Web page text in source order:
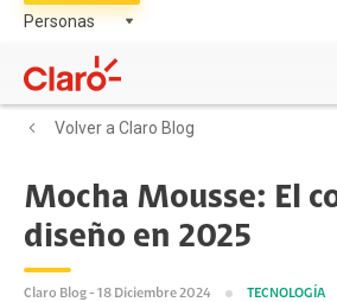
Volver a Claro Blog
Mocha Mousse: El
diseño en 2025
Claro Blog - 18 Diciembre 2024 TECNOLOGÍA